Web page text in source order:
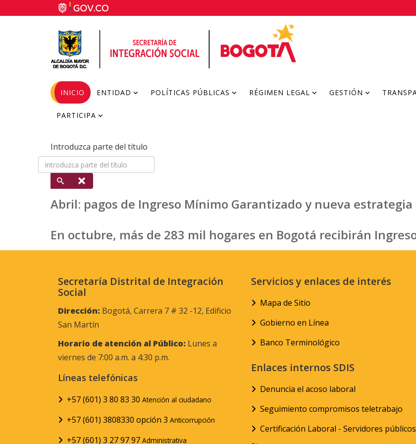
INICIO ENTIDAD POLÍTICAS PÚBLICAS RÉGIMEN LEGAL GESTIÓN
PARTICIPA
Introduzca parte del título
Abril: pagos de Ingreso Mínimo Garantizado y nueva
En octubre, más de 283 mil hogares en Bogotá recibirán
Secretaría Distrital de Integración
Social
Dirección: Bogotá, Carrera 7 # 32 -12, Edificio
San Martín
Horario de atención al Público: Lunes a
viernes de 7:00 a.m. a 4:30 p.m.
Líneas telefónicas
+57 (601) 3 80 83 30 Atención al ciudadano
+57 (601) 3808330 opción 3 Anticorrupción
+57 (601) 3 27 97 97 Administrativa
Servicios y enlaces de interés
Mapa de Sitio
Gobierno en Línea
Banco Terminológico
Enlaces internos SDIS
Denuncia el acoso laboral
Seguimiento compromisos teletrabajo
Certificación Laboral - Servidores